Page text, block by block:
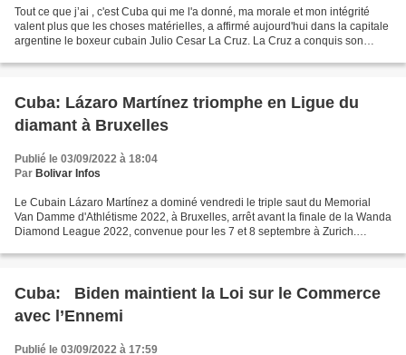
Tout ce que j’ai , c'est Cuba qui me l'a donné, ma morale et mon intégrité
valent plus que les choses matérielles, a affirmé aujourd'hui dans la capitale
argentine le boxeur cubain Julio Cesar La Cruz. La Cruz a conquis son
Cuba: Lázaro Martínez triomphe en Ligue du
diamant à Bruxelles
Publié le 03/09/2022 à 18:04
Par Bolivar Infos
Le Cubain Lázaro Martínez a dominé vendredi le triple saut du Memorial
Van Damme d'Athlétisme 2022, à Bruxelles, arrêt avant la finale de la Wanda
Diamond League 2022, convenue pour les 7 et 8 septembre à Zurich.
Cuba: Biden maintient la Loi sur le Commerce
avec l’Ennemi
Publié le 03/09/2022 à 17:59